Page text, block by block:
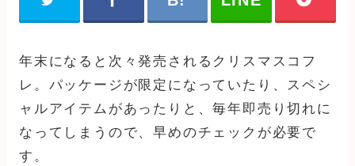
年末になると次々発売されるクリスマスコフ
レ。パッケージが限定になっていたり、スペシ
ャルアイテムがあったりと、毎年即売り切れに
なってしまうので、早めのチェックが必要で
す。